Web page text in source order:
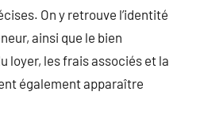
On y retrouve l’identité
ainsi que le bien
loyer, les frais associés et la
également apparaître